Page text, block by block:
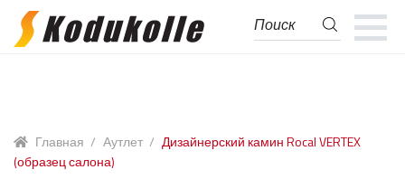
Перейти
Перейти
Поиск:
Поиск
Главная / Аутлет / Дизайнерский камин Rocal VERTEX
(образец салона)